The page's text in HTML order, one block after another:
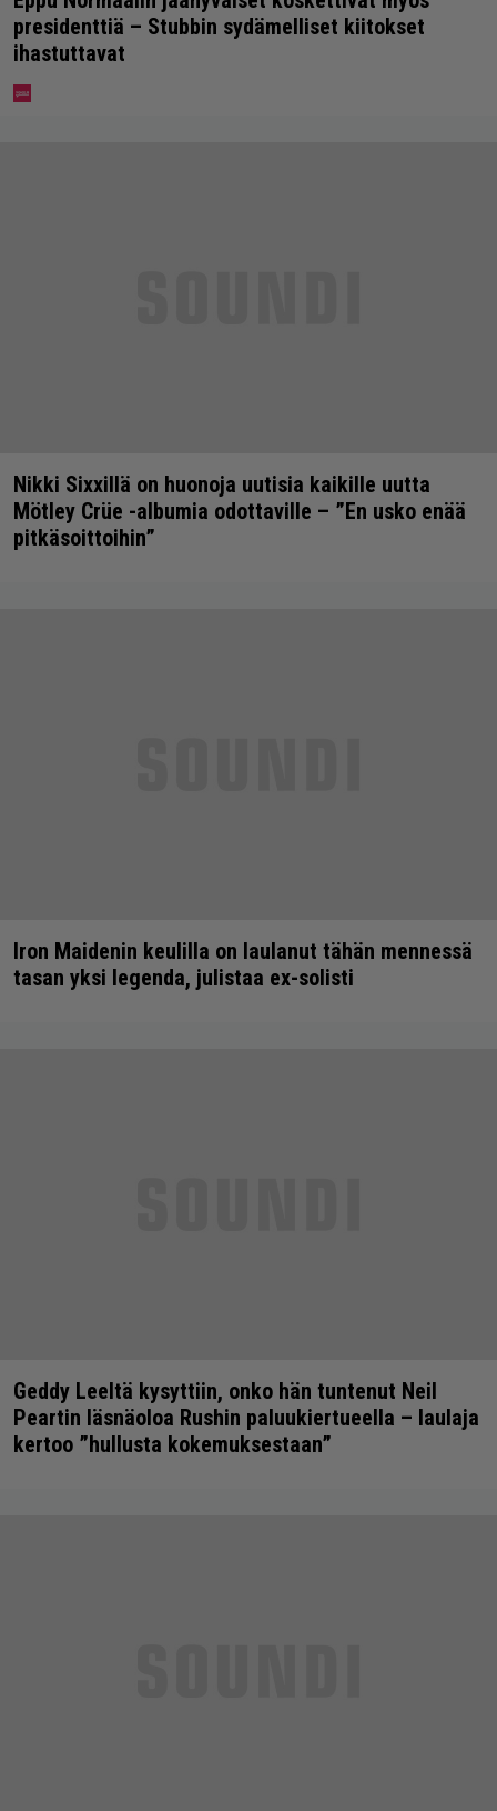
presidenttiä – Stubbin sydämelliset kiitokset
ihastuttavat
Nikki Sixxillä on huonoja uutisia kaikille uutta
Mötley Crüe -albumia odottaville – ”En usko enää
pitkäsoittoihin”
Iron Maidenin keulilla on laulanut tähän mennessä
tasan yksi legenda, julistaa ex-solisti
Geddy Leeltä kysyttiin, onko hän tuntenut Neil
Peartin läsnäoloa Rushin paluukiertueella – laulaja
kertoo ”hullusta kokemuksestaan”